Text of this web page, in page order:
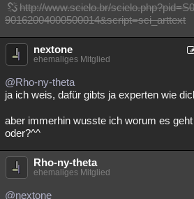
http://www.scielo.br/
90162004000500014&script=sci_arttext
nextone
ehemaliges Mitglied
@Rho-ny-theta
ja ich weis, dafür gibts ja experten wie
aber immerhin wusste ich worum es
oder?^^
Rho-ny-theta
ehemaliges Mitglied
@nextone